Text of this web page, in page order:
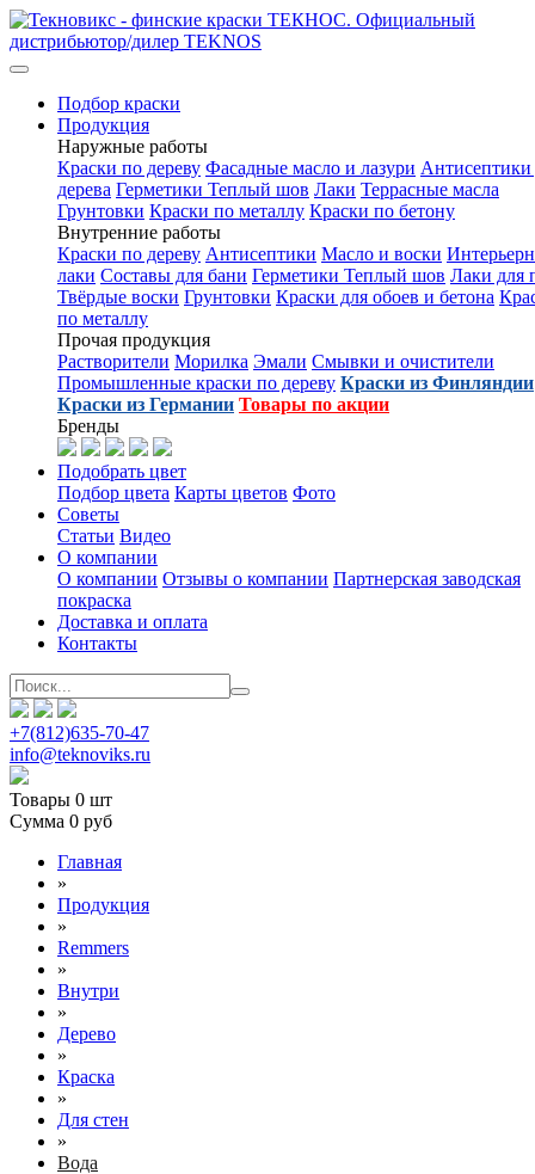
Подбор краски
Продукция
Наружные работы
Краски по дереву Фасадные масло и лазури Антисептики
дерева Герметики Теплый шов Лаки Террасные масла
Грунтовки Краски по металлу Краски по бетону
Внутренние работы
Краски по дереву Антисептики Масло и воски
лаки Составы для бани Герметики Теплый шов Лаки для
Твёрдые воски Грунтовки Краски для обоев и бетона
по металлу
Прочая продукция
Растворители Морилка Эмали Смывки и очистители
Промышленные краски по дереву Краски из Финляндии
Краски из Германии Товары по акции
Бренды
Подобрать цвет
Подбор цвета Карты цветов Фото
Советы
Статьи Видео
О компании
О компании Отзывы о компании Партнерская заводская
покраска
Доставка и оплата
Контакты
+7(812)635-70-47
info@teknoviks.ru
Товары 0 шт
Сумма 0 руб
Главная
»
Продукция
»
Remmers
»
Внутри
»
Дерево
»
Краска
»
Для стен
»
Вода